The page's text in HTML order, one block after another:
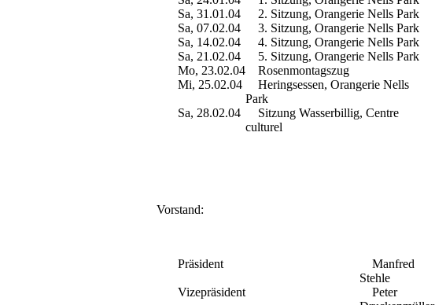
Sa, 31.01.04
2. Sitzung, Orangerie Nells Park
Sa, 07.02.04
3. Sitzung, Orangerie Nells Park
Sa, 14.02.04
4. Sitzung, Orangerie Nells Park
Sa, 21.02.04
5. Sitzung, Orangerie Nells Park
Mo, 23.02.04 Rosenmontagszug
Mi, 25.02.04
Heringsessen, Orangerie Nells
Park
Sa, 28.02.04
Sitzung Wasserbillig, Centre
culturel
Vorstand:
Präsident
Manfred
Stehle
Vizepräsident
Peter